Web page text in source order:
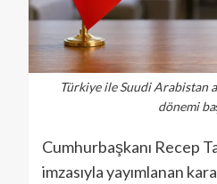
Türkiye ile Suudi Arabistan
dönemi
Cumhurbaşkanı Recep
imzasıyla yayımlanan